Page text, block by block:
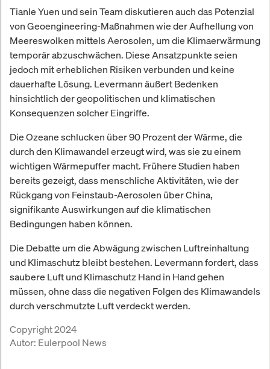
Tianle Yuen und sein Team diskutieren auch das Potenzial
von Geoengineering-Maßnahmen wie der Aufhellung von
Meereswolken mittels Aerosolen, um die Klimaerwärmung
temporär abzuschwächen. Diese Ansatzpunkte seien
jedoch mit erheblichen Risiken verbunden und keine
dauerhafte Lösung. Levermann äußert Bedenken
hinsichtlich der geopolitischen und klimatischen
Konsequenzen solcher Eingriffe.
Die Ozeane schlucken über 90 Prozent der Wärme, die
durch den Klimawandel erzeugt wird, was sie zu einem
wichtigen Wärmepuffer macht. Frühere Studien haben
bereits gezeigt, dass menschliche Aktivitäten, wie der
Rückgang von Feinstaub-Aerosolen über China,
signifikante Auswirkungen auf die klimatischen
Bedingungen haben können.
Die Debatte um die Abwägung zwischen Luftreinhaltung
und Klimaschutz bleibt bestehen. Levermann fordert, dass
saubere Luft und Klimaschutz Hand in Hand gehen
müssen, ohne dass die negativen Folgen des Klimawandels
durch verschmutzte Luft verdeckt werden.
Copyright 2024
Autor: Eulerpool News